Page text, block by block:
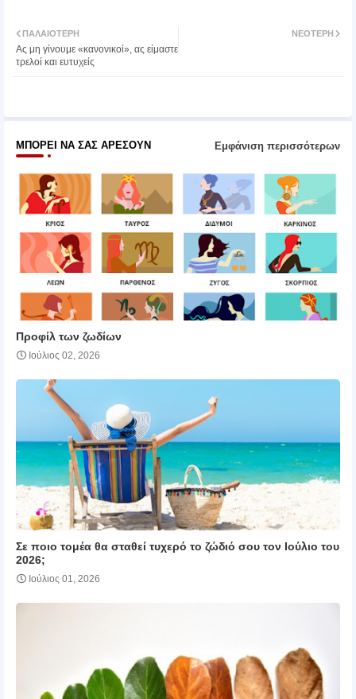
ter
ΝΕΌΤΕΡΗ
ΠΑΛΑΙΌΤΕΡΗ
Ας μη γίνουμε «κανονικοί», ας είμαστε
τρελοί και ευτυχείς
ΜΠΟΡΕΊ ΝΑ ΣΑΣ ΑΡΈΣΟΥΝ Εμφάνιση περισσότερων
Προφίλ των ζωδίων
Ιούλιος 02, 2026
Σε ποιο τομέα θα σταθεί τυχερό το ζώδιό σου τον Ιούλιο του
2026;
Ιούλιος 01, 2026